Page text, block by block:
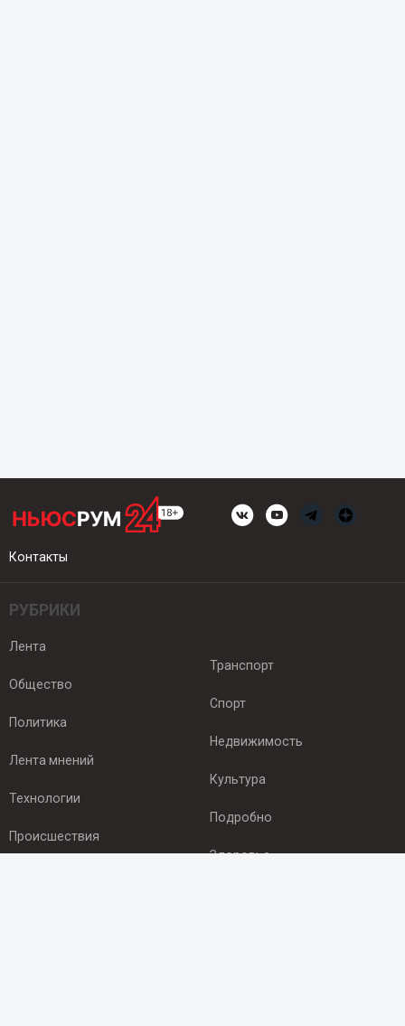
Контакты
РУБРИКИ
Лента
Общество
Политика
Лента мнений
Технологии
Происшествия
Транспорт
Спорт
Недвижимость
Культура
Подробно
Здоровье